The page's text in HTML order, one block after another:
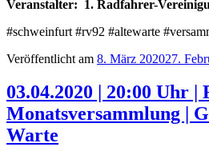
Veranstalter: 1. Radfahrer-
#schweinfurt #rv92 #altewarte
Veröffentlicht am 8. März 202027.
03.04.2020 | 20:00 Uhr |
Monatsversammlung |
Warte